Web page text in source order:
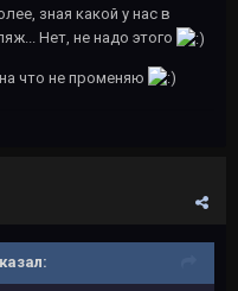
зная какой у нас в
Нет, не надо этого
что не променяю